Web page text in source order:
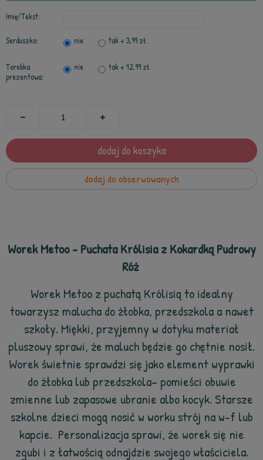
Imię/Tekst:
Serduszko: nie tak+ 3,99 zł
Torebka
prezentowa:
nie tak+ 12,99 zł
dodaj do koszyka
dodaj do obserwowanych
Worek Metoo - Puchata Królisia z Kokardką Pudrowy
Róż
Worek Metoo z puchatą Królisią to idealny
towarzysz malucha do żłobka, przedszkola a nawet
szkoły. Miękki, przyjemny w dotyku materiał
pluszowy sprawi, że maluch będzie go chętnie nosił.
Worek świetnie sprawdzi się jako element wyprawki
do żłobka lub przedszkola– pomieści obuwie
zmienne lub zapasowe ubranie albo kocyk. Starsze
szkolne dzieci mogą nosić w worku strój na w-f lub
kapcie. Personalizacja sprawi, że worek się nie
zgubi i z łatwością odnajdzie swojego właściciela.